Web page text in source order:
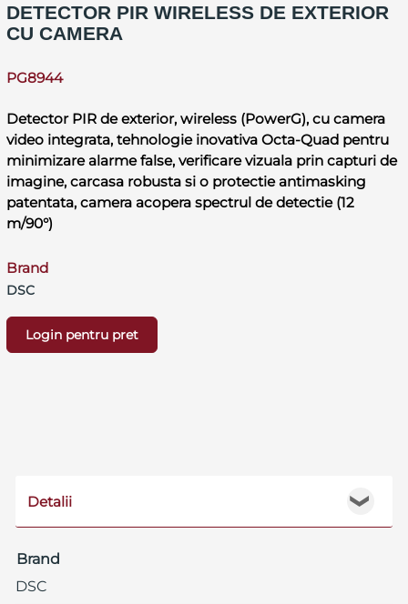
DETECTOR PIR WIRELESS DE EXTERIOR
CU CAMERA
PG8944
Detector PIR de exterior, wireless (PowerG), cu camera
video integrata, tehnologie inovativa Octa-Quad pentru
minimizare alarme false, verificare vizuala prin capturi de
imagine, carcasa robusta si o protectie antimasking
patentata, camera acopera spectrul de detectie (12
m/90°)
Brand
DSC
Login pentru pret
❯
Detalii
Brand
DSC